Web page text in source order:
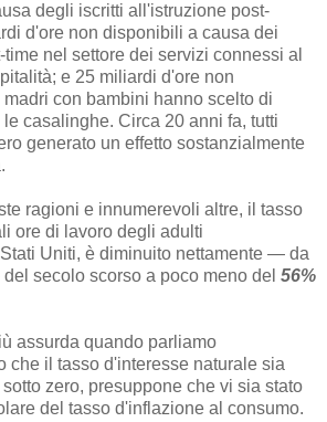
degli iscritti all'istruzione post-
d'ore non disponibili a causa dei
nel settore dei servizi connessi al
e 25 miliardi d'ore non
con bambini hanno scelto di
casalinghe. Circa 20 anni fa, tutti
generato un effetto sostanzialmente
ragioni e innumerevoli altre, il tasso
ore di lavoro degli adulti
Uniti, è diminuito nettamente — da
secolo scorso a poco meno del 56%
assurda quando parliamo
che il tasso d'interesse naturale sia
zero, presuppone che vi sia stato
del tasso d'inflazione al consumo.